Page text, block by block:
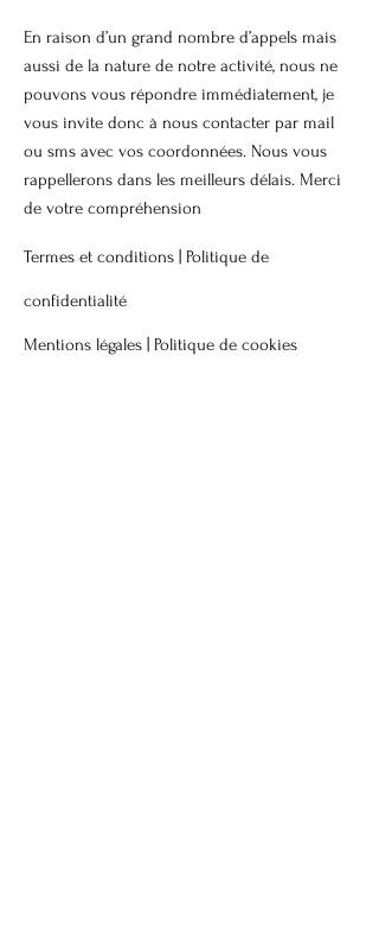
En raison d’un grand nombre d’appels mais
aussi de la nature de notre activité, nous ne
pouvons vous répondre immédiatement, je
vous invite donc à nous contacter par mail
ou sms avec vos coordonnées. Nous vous
rappellerons dans les meilleurs délais. Merci
de votre compréhension
Termes et conditions | Politique de
confidentialité
Mentions légales | Politique de cookies